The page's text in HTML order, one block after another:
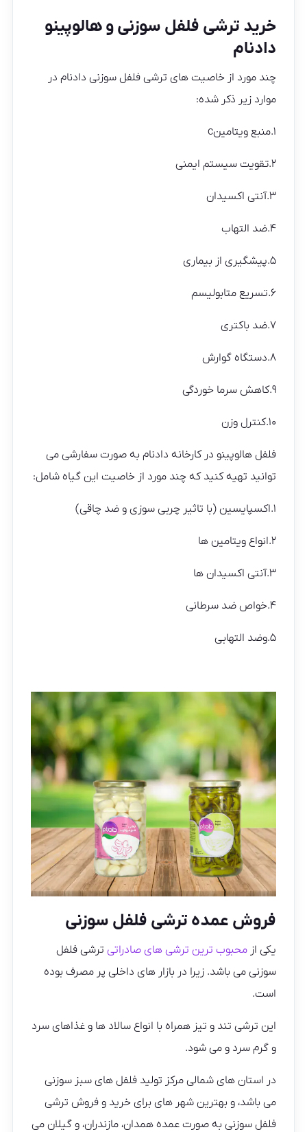
خرید ترشی فلفل سوزنی و هالوپینو
دادنام
چند مورد از خاصیت های ترشی فلفل سوزنی دادنام در
موارد زیر ذکر شده:
۱.منبع ویتامینc
۲.تقویت سیستم ایمنی
۳.آنتی اکسیدان
۴.ضد التهاب
۵.پیشگیری از بیماری
۶.تسریع متابولیسم
۷.ضد باکتری
۸.دستگاه گوارش
۹.کاهش سرما خوردگی
۱۰.کنترل وزن
فلفل هالوپینو در کارخانه دادنام به صورت سفارشی می
توانید تهیه کنید که چند مورد از خاصیت این گیاه شامل:
۱.اکسپایسین (با تاثیر چربی سوزی و ضد چاقی)
۲.انواع ویتامین ها
۳.آنتی اکسیدان ها
۴.خواص ضد سرطانی
۵.وضد التهابی
فروش عمده ترشی فلفل سوزنی
یکی ازمحبوب ترین ترشی های صادراتی ترشی فلفل
سوزنی می باشد. زیرا در بازار های داخلی پر مصرف بوده
است.
این ترشی تند و تیز همراه با انواع سالاد ها و غذاهای سرد
و گرم سرد و می شود.
در استان های شمالی مرکز تولید فلفل های سبز سوزنی
می باشد، و بهترین شهر های برای خرید و فروش ترشی
فلفل سوزنی به صورت عمده همدان، مازندران، و گیلان می